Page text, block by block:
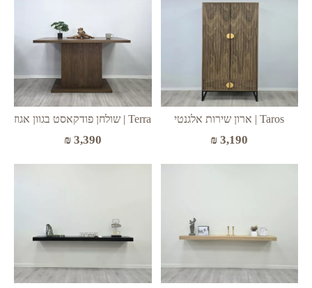
Taros | ארון שירות אלגנטי
₪ 3,190
Terra | שולחן פודקאסט בגוון אגוז
₪3,390